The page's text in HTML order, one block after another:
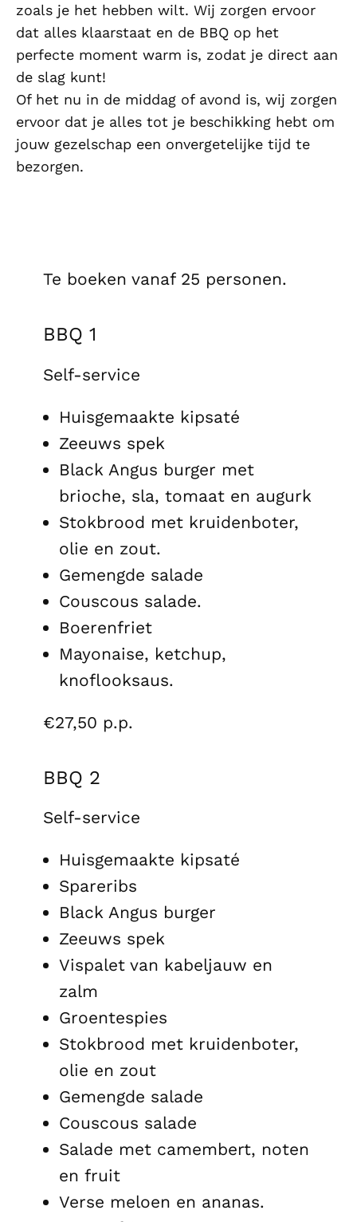
zoals je het hebben wilt. Wij zorgen ervoor
dat alles klaarstaat en de BBQ op het
perfecte moment warm is, zodat je direct aan
de slag kunt!
Of het nu in de middag of avond is, wij zorgen
ervoor dat je alles tot je beschikking hebt om
jouw gezelschap een onvergetelijke tijd te
bezorgen.
Te boeken vanaf 25 personen.
BBQ 1
Self-service
Huisgemaakte kipsaté
Zeeuws spek
Black Angus burger met
brioche, sla, tomaat en augurk
Stokbrood met kruidenboter,
olie en zout.
Gemengde salade
Couscous salade.
Boerenfriet
Mayonaise, ketchup,
knoflooksaus.
€27,50 p.p.
BBQ 2
Self-service
Huisgemaakte kipsaté
Spareribs
Black Angus burger
Zeeuws spek
Vispalet van kabeljauw en
zalm
Groentespies
Stokbrood met kruidenboter,
olie en zout
Gemengde salade
Couscous salade
Salade met camembert, noten
en fruit
Verse meloen en ananas.